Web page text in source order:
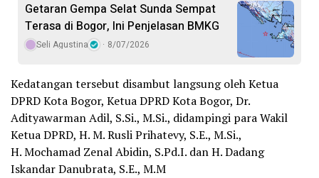
Getaran Gempa Selat Sunda Sempat
Terasa di Bogor, Ini Penjelasan BMKG
Seli Agustina 8/07/2026
Kedatangan tersebut disambut langsung oleh Ketua
DPRD Kota Bogor, ​Ketua DPRD Kota Bogor, Dr.
Adityawarman Adil, S.Si., M.Si., didampingi para Wakil
Ketua DPRD, H. M. Rusli Prihatevy, S.E., M.Si.,
H. Mochamad Zenal Abidin, S.Pd.I. dan H. Dadang
Iskandar Danubrata, S.E., M.M